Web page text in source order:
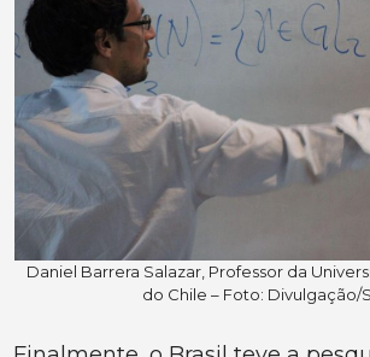
Daniel Barrera Salazar, Professor da
do Chile – Foto: Divulgação/